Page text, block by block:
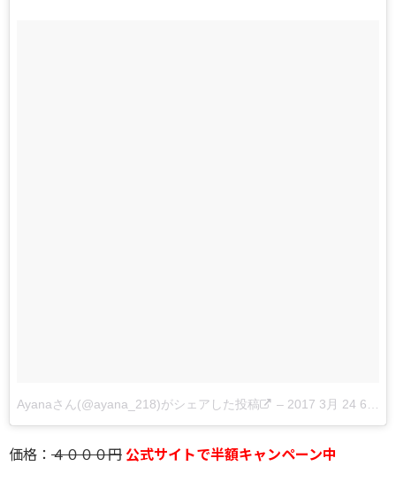
Ayanaさん(@ayana_218)がシェアした投稿 – 2017 3月 24 6:12午前 PDT
価格： ４０００円 公式サイトで半額キャンペーン中